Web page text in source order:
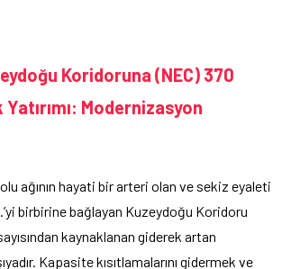
Koridoruna (NEC) 370
Yatırımı: Modernizasyon
ağının hayati bir arteri olan ve sekiz eyaleti
birbirine bağlayan Kuzeydoğu Koridoru
kaynaklanan giderek artan
Kapasite kısıtlamalarını gidermek ve